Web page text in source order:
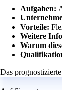
Aufgaben:
Vorteile:
Weitere
Warum
Das